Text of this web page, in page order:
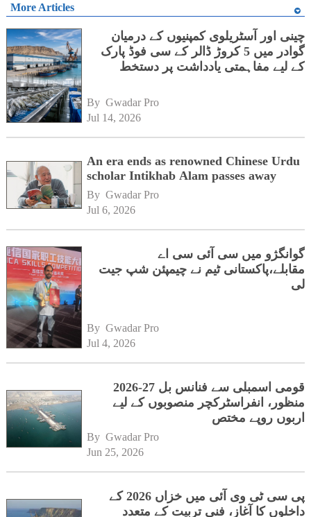
More Articles
چینی اور آسٹریلوی کمپنیوں کے درمیان
گوادر میں 5 کروڑ ڈالر کے سی فوڈ پارک
کے لیے مفاہمتی یادداشت پر دستخط
By Gwadar Pro
Jul 14, 2026
An era ends as renowned Chinese Urdu
scholar Intikhab Alam passes away
By Gwadar Pro
Jul 6, 2026
گوانگژو میں سی آئی سی اے
مقابلے،پاکستانی ٹیم نے چیمپئن شپ جیت
لی
By Gwadar Pro
Jul 4, 2026
قومی اسمبلی سے فنانس بل 27-2026
منظور، انفراسٹرکچر منصوبوں کے لیے
اربوں روپے مختص
By Gwadar Pro
Jun 25, 2026
پی سی ٹی وی آئی میں خزاں 2026 کے
داخلوں کا آغاز، فنی تربیت کے متعدد